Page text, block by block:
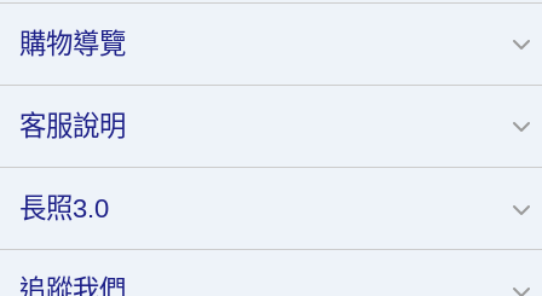
購物導覽
客服說明
長照3.0